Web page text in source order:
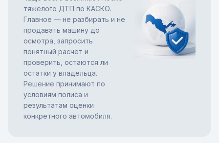
тяжёлого ДТП по КАСКО.
Главное — не разбирать и не
продавать машину до
осмотра, запросить
понятный расчёт и
проверить, остаются ли
остатки у владельца.
Решение принимают по
условиям полиса и
результатам оценки
конкретного автомобиля.